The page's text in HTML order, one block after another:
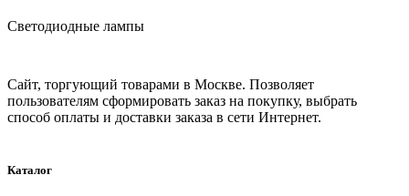
Светодиодные лампы
Сайт, торгующий товарами в Москве. Позволяет
пользователям сформировать заказ на покупку, выбрать
способ оплаты и доставки заказа в сети Интернет.
Каталог